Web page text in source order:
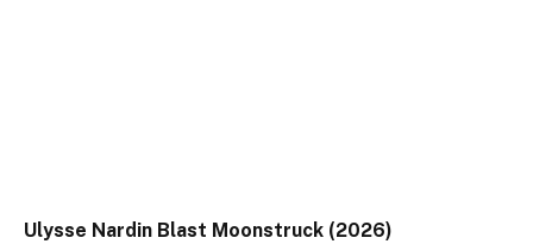
Ulysse Nardin Blast Moonstruck (2026)